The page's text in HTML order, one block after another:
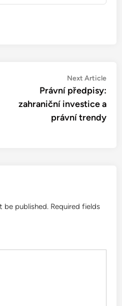
Next Article
Právní předpisy:
zahraniční investice a
právní trendy
be published. Required fields